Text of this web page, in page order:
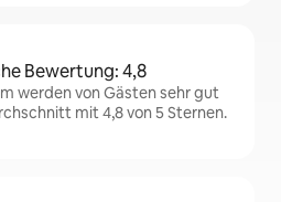
Bewertung: 4,8
werden von Gästen sehr gut
mit 4,8 von 5 Sternen.